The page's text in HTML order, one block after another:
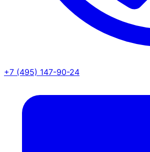
+7 (495) 147-90-24